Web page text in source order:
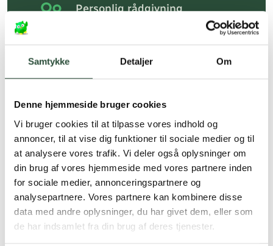
Samtykke Detaljer Om
Denne hjemmeside bruger cookies
Vi bruger cookies til at tilpasse vores indhold og
annoncer, til at vise dig funktioner til sociale medier og til
at analysere vores trafik. Vi deler også oplysninger om
din brug af vores hjemmeside med vores partnere inden
for sociale medier, annonceringspartnere og
analysepartnere. Vores partnere kan kombinere disse
data med andre oplysninger, du har givet dem, eller som
de har indsamlet fra din brug af deres tjenester.
Personlig rådgivning
Hurtig levering (30 min. i Kbh)
Faste lave priser*
*Gælder ikke ernæringsprodukter.
Stort udvalg af kendte
produkter
Vi tilbyder et stort udvalg af kendte
cremer, vitaminer og andre spændende
produkter – altid til fast lav pris.
Læs mere om Uglecare.dk her